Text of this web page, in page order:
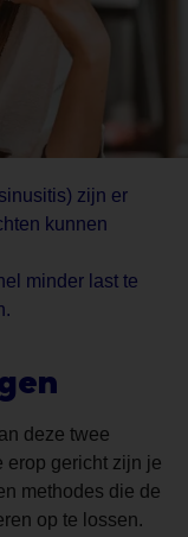
zijn er
kunnen
minder last te
deze twee
erop gericht zijn je
methodes die de
op te lossen.